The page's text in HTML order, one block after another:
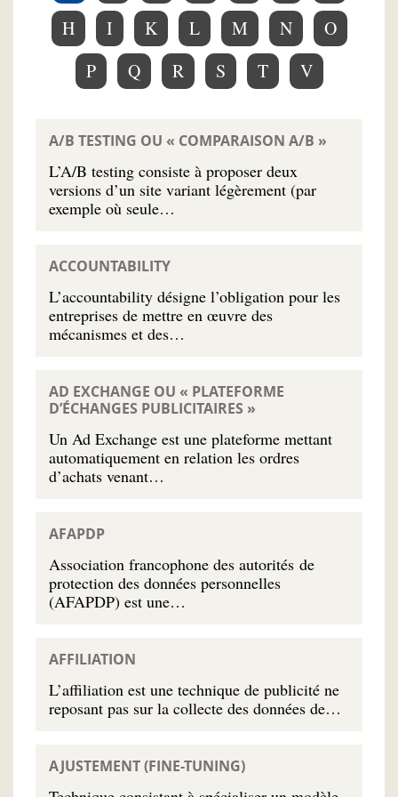
H
I K L M N
O
P
Q R S T V
A/B TESTING OU « COMPARAISON A/B »
L’A/B testing consiste à proposer deux
versions d’un site variant légèrement (par
exemple où seule…
ACCOUNTABILITY
L’accountability désigne l’obligation pour les
entreprises de mettre en œuvre des
mécanismes et des…
AD EXCHANGE OU « PLATEFORME
D’ÉCHANGES PUBLICITAIRES »
Un Ad Exchange est une plateforme mettant
automatiquement en relation les ordres
d’achats venant…
AFAPDP
Association francophone des autorités de
protection des données personnelles
(AFAPDP) est une…
AFFILIATION
L’affiliation est une technique de publicité ne
reposant pas sur la collecte des données de…
AJUSTEMENT (FINE-TUNING)